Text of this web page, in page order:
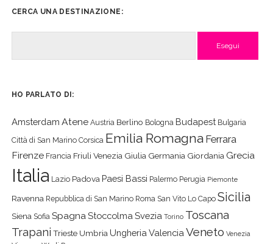
CERCA UNA DESTINAZIONE:
HO PARLATO DI:
Amsterdam Atene Austria Berlino Bologna Budapest Bulgaria
Città di San Marino Corsica Emilia Romagna Ferrara
Firenze Francia Friuli Venezia Giulia Germania Giordania Grecia
Italia Lazio Padova Paesi Bassi Palermo Perugia Piemonte
Ravenna Repubblica di San Marino Roma San Vito Lo Capo Sicilia
Siena Sofia SpagnaStoccolma Svezia Torino Toscana
Trapani Trieste Umbria Ungheria Valencia Veneto Venezia